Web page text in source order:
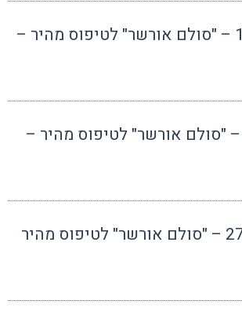
בקצרה, 17.9.21 – "סולם אורשר" לטיפוס מהיר –
בקצרה, 3.9.21 – "סולם אורשר" לטיפוס מהיר –
בקצרה, 27.08.21 – "סולם אורשר" לטיפוס מהיר